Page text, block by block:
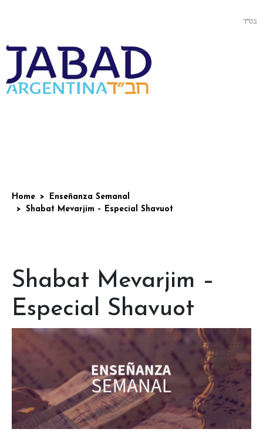
בס”ד
Home
Enseñanza Semanal
Shabat Mevarjim – Especial Shavuot
Shabat Mevarjim –
Especial Shavuot